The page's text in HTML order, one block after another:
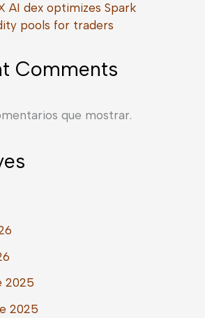
AI dex optimizes Spark
pools for traders
Comments
que mostrar.
2025
2025